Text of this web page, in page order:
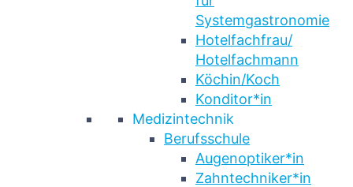
Systemgastronomie
Hotelfachfrau/
Hotelfachmann
Köchin/Koch
Konditor*in
Medizintechnik
Berufsschule
Augenoptiker*in
Zahntechniker*in